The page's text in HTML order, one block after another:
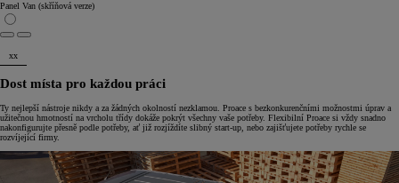
Panel Van (skříňová verze)
xx
Dost místa pro každou práci
Ty nejlepší nástroje nikdy a za žádných okolností nezklamou. Proace s bezkonkurenčními možnostmi úprav a
užitečnou hmotností na vrcholu třídy dokáže pokrýt všechny vaše potřeby. Flexibilní Proace si vždy snadno
nakonfigurujte přesně podle potřeby, ať již rozjíždíte slibný start-up, nebo zajišťujete potřeby rychle se
rozvíjející firmy.